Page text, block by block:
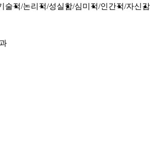
술적 논리적 성실함 심미적 인간적 자신감